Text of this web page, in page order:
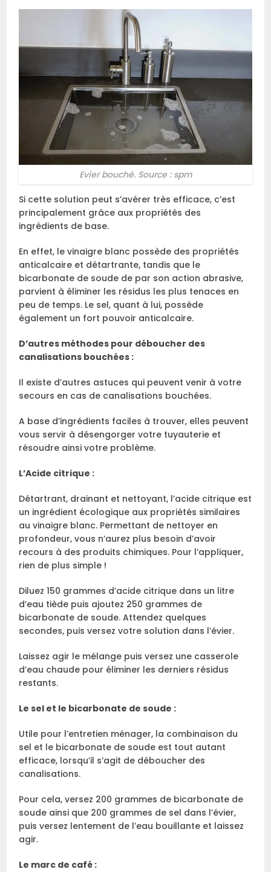
Evier bouché. Source : spm
Si cette solution peut s’avérer très efficace, c’est
principalement grâce aux propriétés des
ingrédients de base.
En effet, le vinaigre blanc possède des propriétés
anticalcaire et détartrante, tandis que le
bicarbonate de soude de par son action abrasive,
parvient à éliminer les résidus les plus tenaces en
peu de temps. Le sel, quant à lui, possède
également un fort pouvoir anticalcaire.
D’autres méthodes pour déboucher des
canalisations bouchées :
Il existe d’autres astuces qui peuvent venir à votre
secours en cas de canalisations bouchées.
A base d’ingrédients faciles à trouver, elles peuvent
vous servir à désengorger votre tuyauterie et
résoudre ainsi votre problème.
L’Acide citrique :
Détartrant, drainant et nettoyant, l’acide citrique est
un ingrédient écologique aux propriétés similaires
au vinaigre blanc. Permettant de nettoyer en
profondeur, vous n’aurez plus besoin d’avoir
recours à des produits chimiques. Pour l’appliquer,
rien de plus simple !
Diluez 150 grammes d’acide citrique dans un litre
d’eau tiède puis ajoutez 250 grammes de
bicarbonate de soude. Attendez quelques
secondes, puis versez votre solution dans l’évier.
Laissez agir le mélange puis versez une casserole
d’eau chaude pour éliminer les derniers résidus
restants.
Le sel et le bicarbonate de soude :
Utile pour l’entretien ménager, la combinaison du
sel et le bicarbonate de soude est tout autant
efficace, lorsqu’il s’agit de déboucher des
canalisations.
Pour cela, versez 200 grammes de bicarbonate de
soude ainsi que 200 grammes de sel dans l’évier,
puis versez lentement de l’eau bouillante et laissez
agir.
Le marc de café :